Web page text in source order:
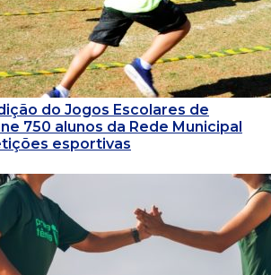
do Jogos Escolares de
750 alunos da Rede Municipal
esportivas